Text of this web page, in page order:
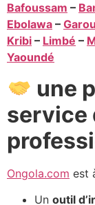
Bafoussam –
Ebolawa –
Kribi – Limbé –
Yaoundé
une
service
Ongola.com est
Un outil